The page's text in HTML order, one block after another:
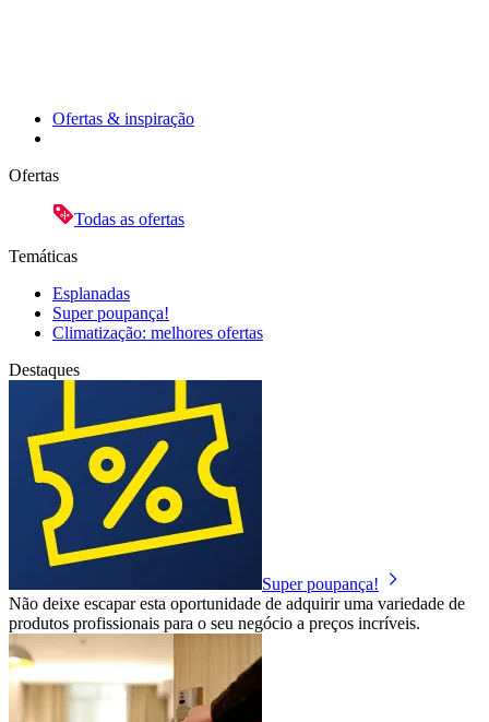
Ofertas & inspiração
Ofertas
Todas as ofertas
Temáticas
Esplanadas
Super poupança!
Climatização: melhores ofertas
Destaques
Super poupança!
Não deixe escapar esta oportunidade de adquirir uma variedade de
produtos profissionais para o seu negócio a preços incríveis.